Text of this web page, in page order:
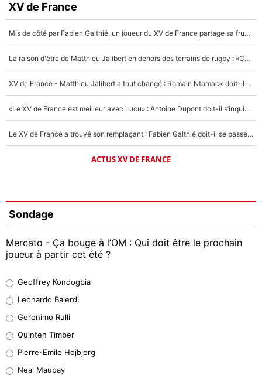
XV de France
Mis de côté par Fabien Galthié, un joueur du XV de France partage sa frustration : «ils ne me l’ont pas dit tout de suite»
La raison d'être de Matthieu Jalibert en dehors des terrains de rugby : «Ça m'atteint autant que si tu touches à un membre de ma famille»
XV de France - Matthieu Jalibert a tout changé : Romain Ntamack doit-il s’inquiéter pour sa place à un an de la Coupe du monde ?
«Le XV de France est meilleur avec Lucu» : Antoine Dupont doit-il s’inquiéter pour sa place ?
Le XV de France a trouvé son remplaçant : Fabien Galthié doit-il se passer d'Antoine Dupont ?
ACTUS XV DE FRANCE
Sondage
Mercato - Ça bouge à l’OM : Qui doit être le prochain
joueur à partir cet été ?
38%
32%
5%
Geoffrey Kondogbia
Leonardo Balerdi
Geronimo Rulli
Quinten Timber
Pierre-Emile Hojbjerg
Neal Maupay